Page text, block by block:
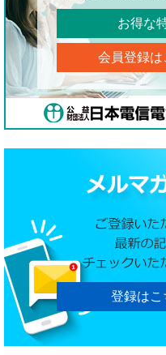
お得な
会員登録は
登録はこ